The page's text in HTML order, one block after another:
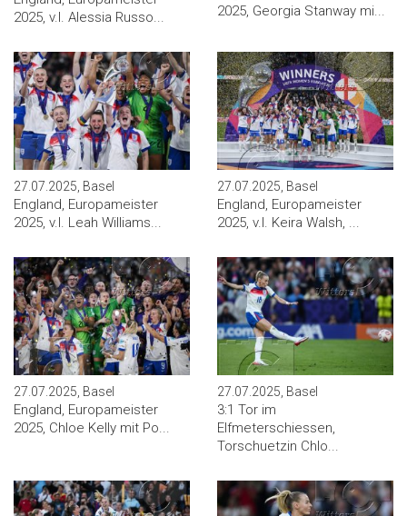
2025, v.l. Alessia Russo...
2025, Georgia Stanway mi...
27.07.2025, Basel
England, Europameister
2025, v.l. Leah Williams...
27.07.2025, Basel
England, Europameister
2025, v.l. Keira Walsh, ...
27.07.2025, Basel
England, Europameister
2025, Chloe Kelly mit Po...
27.07.2025, Basel
3:1 Tor im
Elfmeterschiessen,
Torschuetzin Chlo...